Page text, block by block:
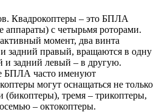
Квадрокоптеры – это БПЛА
аппараты) с четырьмя роторами.
момент, два винта
задний правый, вращаются в одну
и задний левый – в другую.
БПЛА часто именуют
могут оснащаться не только
(бикоптеры), тремя – трикоптеры,
– октокоптеры.